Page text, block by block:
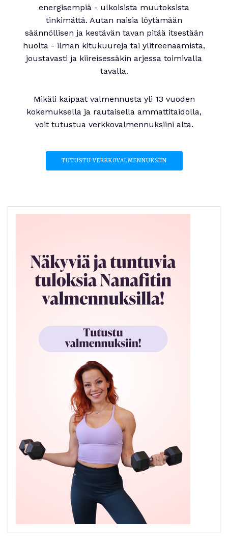
energisempiä - ulkoisista muutoksista
tinkimättä. Autan naisia löytämään
säännöllisen ja kestävän tavan pitää itsestään
huolta - ilman kitukuureja tai ylitreenaamista,
joustavasti ja kiireisessäkin arjessa toimivalla
tavalla.
Mikäli kaipaat valmennusta yli 13 vuoden
kokemuksella ja rautaisella ammattitaidolla,
voit tutustua verkkovalmennuksiini alta.
TUTUSTU VERKKOVALMENNUKSIIN